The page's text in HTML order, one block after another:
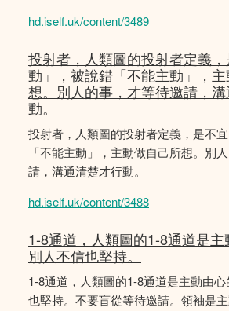
hd.iself.uk/content/3489
投射者，人類圖的投射者定義
動」，被說錯「不能主動」，
想。別人的事，才等待邀請，
動。
投射者，人類圖的投射者定義，是不
「不能主動」，主動做自己所想。別
請，溝通清楚才行動。
hd.iself.uk/content/3488
1-8通道，人類圖的1-8通道是主
別人不信也堅持。
1-8通道，人類圖的1-8通道是主動由
也堅持。不要盲從等待邀請。領袖是主